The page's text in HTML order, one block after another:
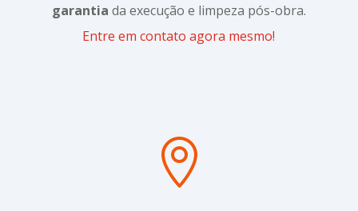
garantia da execução e limpeza pós-obra.
Entre em contato agora mesmo!
